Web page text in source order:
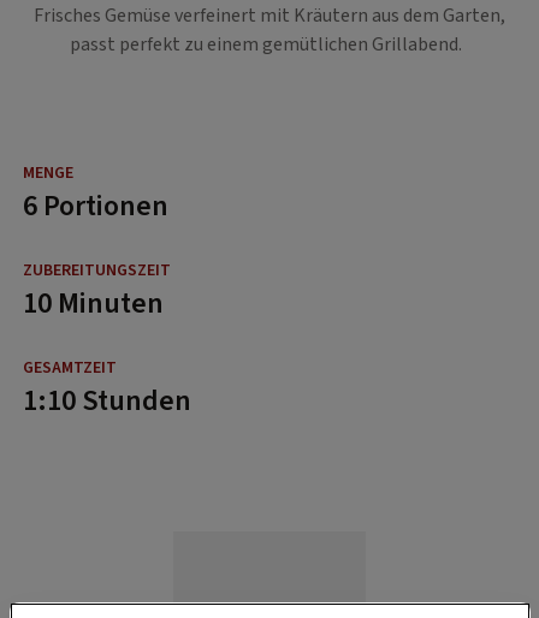
Frisches Gemüse verfeinert mit Kräutern aus dem Garten,
passt perfekt zu einem gemütlichen Grillabend.
6 Portionen
10 Minuten
1:10 Stunden